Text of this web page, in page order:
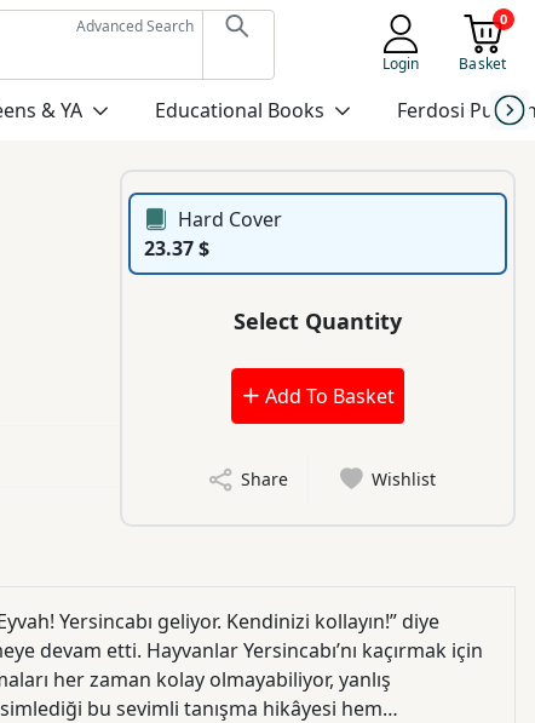
Advanced Search
Login
0
Basket
& YA Educational Books Ferdosi
Hard Cover
23.37 $
Select Quantity
Add To Basket
Share Wishlist
Yersincabı geliyor. Kendinizi kollayın!” diye
devam etti. Hayvanlar Yersincabı’nı kaçırmak için